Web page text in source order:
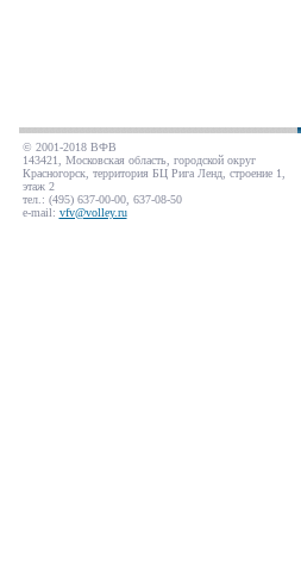
© 2001-2018 ВФВ
143421, Московская область, городской округ
Красногорск, территория БЦ Рига Ленд, строение 1,
этаж 2
тел.: (495) 637-00-00, 637-08-50
e-mail: vfv@volley.ru